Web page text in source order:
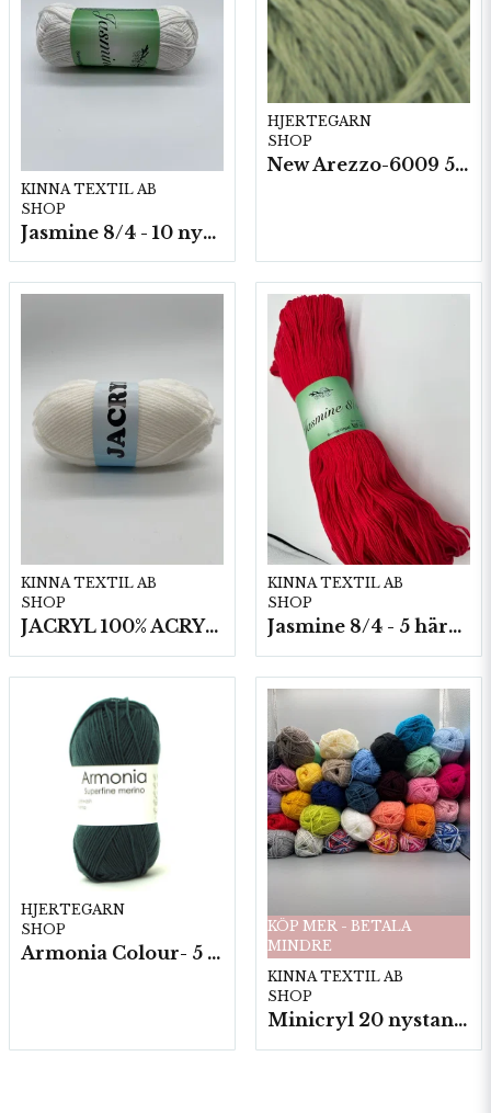
KINNA TEXTIL AB
SHOP
Jasmine 8/4 - 10 nystan a50g./fp.
HJERTEGARN
SHOP
New Arezzo-6009 50g./nyst. 10 st/fp.
KINNA TEXTIL AB
SHOP
JACRYL 100% ACRYL 50 G
KINNA TEXTIL AB
SHOP
Jasmine 8/4 - 5 härvor a200g./fp.
HJERTEGARN
SHOP
Armonia Colour- 5 härv/fp. a100 g.
KÖP MER - BETALA
MINDRE
KINNA TEXTIL AB
SHOP
Minicryl 20 nystan a25g./fp.